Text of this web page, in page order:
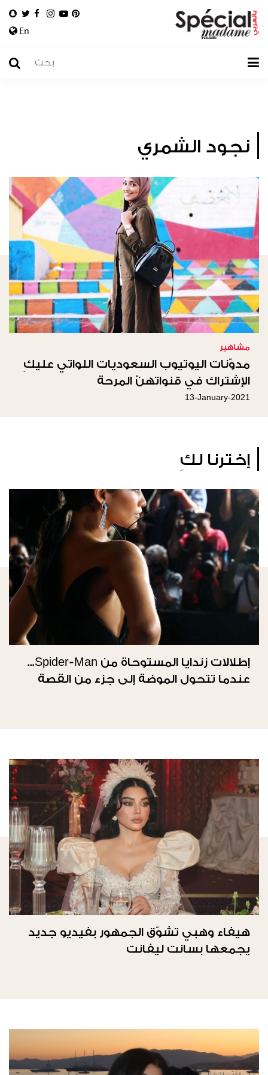
En
نجود الشمري
مشاهير
مدوّنات اليوتيوب السعوديات اللواتي عليكِ
الإشتراك في قنواتهنّ المرحة
13-January-2021
إخترنا لكِ
إطلالات زندايا المستوحاة من Spider-Man...
عندما تتحول الموضة إلى جزء من القصة
هيفاء وهبي تشوّق الجمهور بفيديو جديد
يجمعها بسانت ليفانت